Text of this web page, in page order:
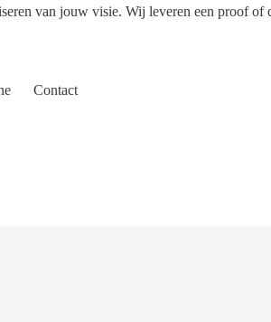
van jouw visie. Wij leveren een proof
Contact